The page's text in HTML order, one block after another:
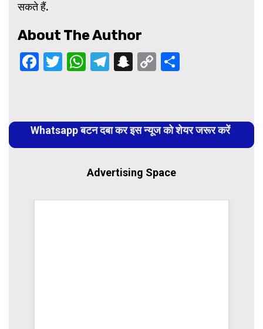
सकते हैं.
About The Author
Facebook
Twitter
WhatsApp
Telegram
Snapchat
Copy
Reading
Whatsapp बटन दबा कर इस न्यूज को शेयर जरूर करें
Advertising Space